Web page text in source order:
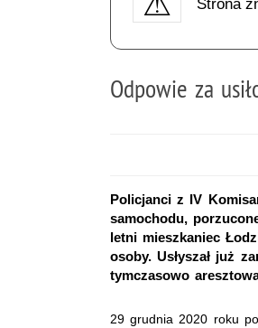
Strona
Odpowie za
Policjanci z IV
samochodu,
letni mieszkaniec
osoby. Usłyszał już
tymczasowo
29 grudnia 2020 roku